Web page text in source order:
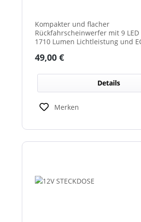
Kompakter und flacher
Rückfahrscheinwerfer mit 9
1710 Lumen Lichtleistung und
Regulärer Preis:
49,00 €
Details
Merken